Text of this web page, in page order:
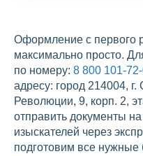
Оформление с первого
максимально просто.
по номеру: 8 800 101-
адресу: город 214004,
Революции, 9, корп. 2,
отправить документы
изыскателей через
подготовим все нужные